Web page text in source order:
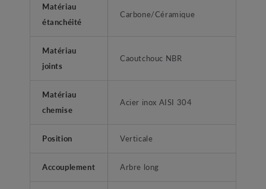
Matériau
étanchéité
Carbone/Céramique
Matériau
joints
Caoutchouc NBR
Matériau
chemise
Acier inox AISI 304
Position Verticale
Accouplement Arbre long